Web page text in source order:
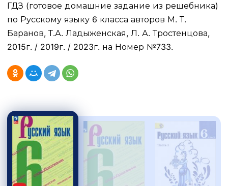
ГДЗ (готовое домашние задание из решебника)
по Русскому языку 6 класса авторов М. Т.
Баранов, Т.А. Ладыженская, Л. А. Тростенцова,
2015г. / 2019г. / 2023г. на Номер №733.